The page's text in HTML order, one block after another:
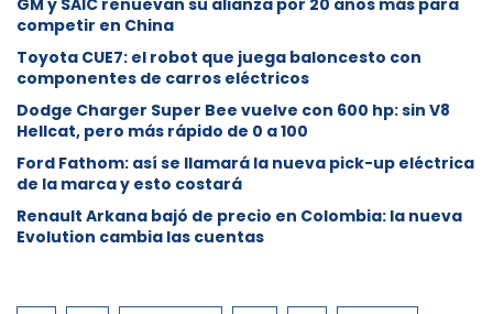
competir en China
Toyota CUE7: el robot que juega baloncesto con
componentes de carros eléctricos
Dodge Charger Super Bee vuelve con 600 hp: sin V8
Hellcat, pero más rápido de 0 a 100
Ford Fathom: así se llamará la nueva pick-up eléctrica
de la marca y esto costará
Renault Arkana bajó de precio en Colombia: la nueva
Evolution cambia las cuentas